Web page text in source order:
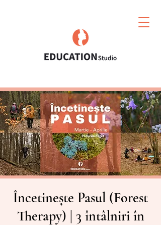
Încetinește Pasul (Forest
Therapy) | 3 întâlniri în